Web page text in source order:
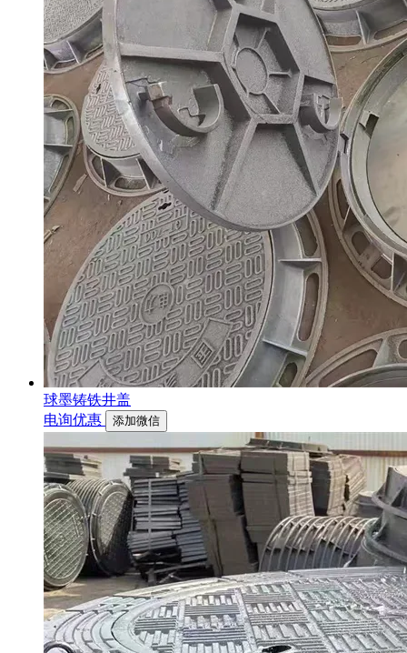
球墨铸铁井盖
电询优惠
添加微信